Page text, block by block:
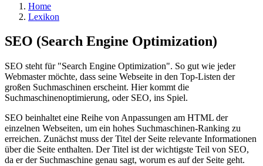
Home
Lexikon
SEO (Search Engine Optimization)
SEO steht für "Search Engine Optimization". So gut wie jeder
Webmaster möchte, dass seine Webseite in den Top-Listen der
großen Suchmaschinen erscheint. Hier kommt die
Suchmaschinenoptimierung, oder SEO, ins Spiel.
SEO beinhaltet eine Reihe von Anpassungen am HTML der
einzelnen Webseiten, um ein hohes Suchmaschinen-Ranking zu
erreichen. Zunächst muss der Titel der Seite relevante Informationen
über die Seite enthalten. Der Titel ist der wichtigste Teil von SEO,
da er der Suchmaschine genau sagt, worum es auf der Seite geht.